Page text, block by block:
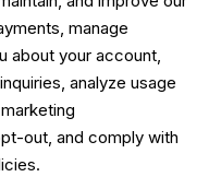
manage
about your account,
analyze usage
out, and comply with